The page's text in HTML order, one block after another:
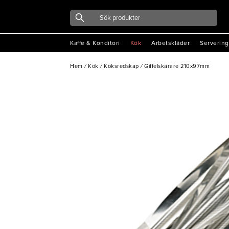
Kaffe & Konditori Kök Arbetskläder Servering
Hem / Kök / Köksredskap / Giffelskärare 210x97mm